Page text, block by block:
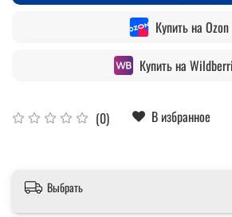
(0) В избранное
Купить на Ozon
Купить на
Выбрать